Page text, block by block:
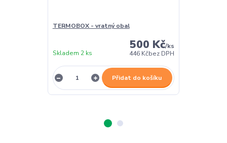
TERMOBOX - vratný obal
500 Kč/ks
446 Kčbez DPH
Skladem 2 ks
Přidat do košíku